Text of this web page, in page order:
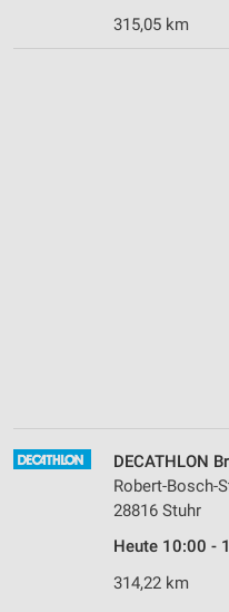
315,05 km
DECATHLON
Robert-Bosch-
28816 Stuhr
Heute 10:00 -
314,22 km